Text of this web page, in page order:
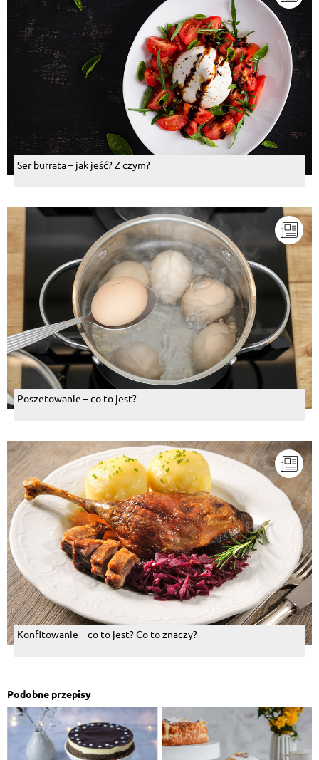
Ser burrata – jak jeść? Z czym?
Poszetowanie – co to jest?
Konfitowanie – co to jest? Co to znaczy?
Podobne przepisy